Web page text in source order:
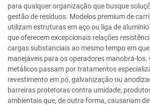
para qualquer organização que busque
gestão de resíduos. Modelos premium de
utilizam estruturas em aço ou liga de
que oferecem excepcionais relações
cargas substanciais ao mesmo tempo em
manejáveis para os operadores manobrá-los.
metálicos passam por tratamentos
revestimento em pó, galvanização ou
barreiras protetoras contra umidade,
ambientais que, de outra forma, causariam